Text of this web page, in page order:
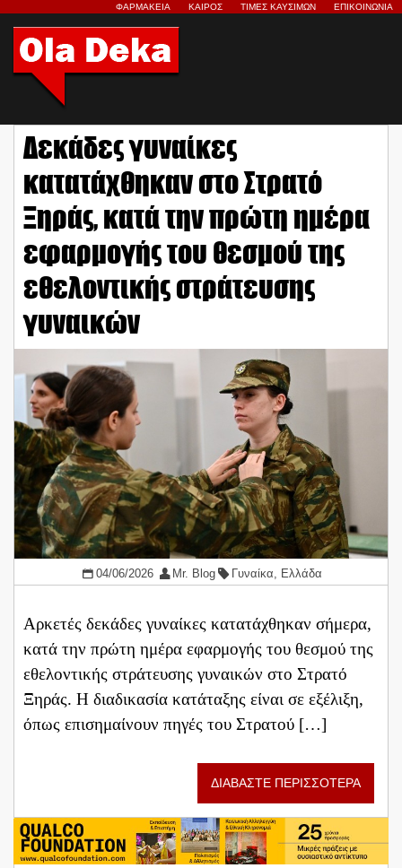
ΦΑΡΜΑΚΕΙΑ ΚΑΙΡΟΣ ΤΙΜΕΣ ΚΑΥΣΙΜΩΝ ΕΠΙΚΟΙΝΩΝΙΑ
Δεκάδες γυναίκες
κατατάχθηκαν στο Στρατό
Ξηράς, κατά την πρώτη ημέρα
εφαρμογής του θεσμού της
εθελοντικής στράτευσης
γυναικών
04/06/2026 Mr. Blog Γυναίκα, Ελλάδα
Αρκετές δεκάδες γυναίκες κατατάχθηκαν σήμερα,
κατά την πρώτη ημέρα εφαρμογής του θεσμού της
εθελοντικής στράτευσης γυναικών στο Στρατό
Ξηράς. Η διαδικασία κατάταξης είναι σε εξέλιξη,
όπως επισημαίνουν πηγές του Στρατού […]
ΔΙΑΒΑΣΤΕ ΠΕΡΙΣΣΟΤΕΡΑ